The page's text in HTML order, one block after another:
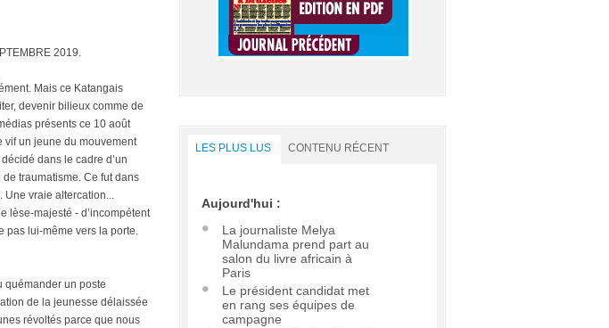
2019.
Mais ce Katangais
devenir bilieux comme de
présents ce 10 août
vif un jeune du mouvement
dans le cadre d’un
traumatisme. Ce fut dans
Une vraie altercation...
lèse-majesté - d’incompétent
pas lui-même vers la porte.
quémander un poste
de la jeunesse délaissée
révoltés parce que nous
LES PLUS LUS CONTENU RÉCENT
Aujourd'hui :
La journaliste Melya
Malundama prend part au
salon du livre africain à
Paris
Le président candidat met
en rang ses équipes de
campagne